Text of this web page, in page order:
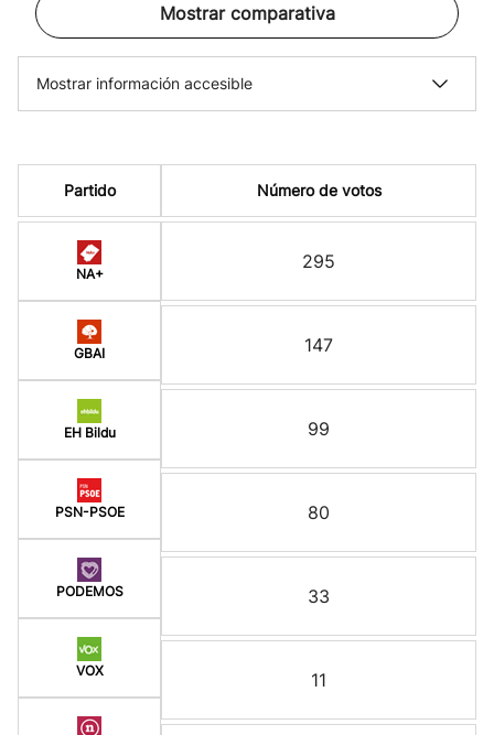
Mostrar comparativa
Mostrar información accesible
Partido
NA+
GBAI
EH Bildu
PSN-PSOE
PODEMOS
VOX
Número de votos
295
147
99
80
33
11